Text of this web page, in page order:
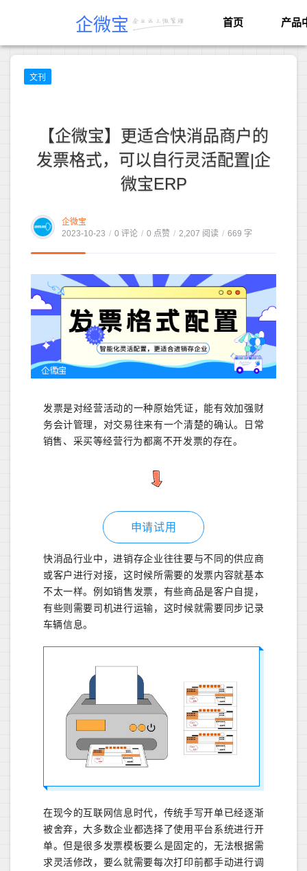
企微宝 首页 产品
文刊
【企微宝】更适合快消品商户的
发票格式，可以自行灵活配置|企
微宝ERP
企微宝
2023-10-23 / 0 评论 / 0 点赞 / 2,207 阅读 / 669 字
发票是对经营活动的一种原始凭证，能有效加强财
务会计管理，对交易往来有一个清楚的确认。日常
销售、采买等经营行为都离不开发票的存在。
申请试用
快消品行业中，进销存企业往往要与不同的供应商
或客户进行对接，这时候所需要的发票内容就基本
不太一样。例如销售发票，有些商品是客户自提，
有些则需要司机进行运输，这时候就需要同步记录
车辆信息。
在现今的互联网信息时代，传统手写开单已经逐渐
被舍弃，大多数企业都选择了使用平台系统进行开
单。但是很多发票模板要么是固定的，无法根据需
求灵活修改，要么就需要每次打印前都手动进行调